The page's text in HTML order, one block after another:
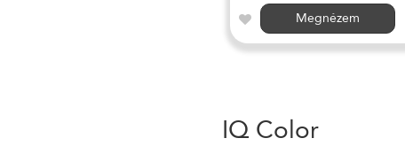
Megnézem
IQ Color